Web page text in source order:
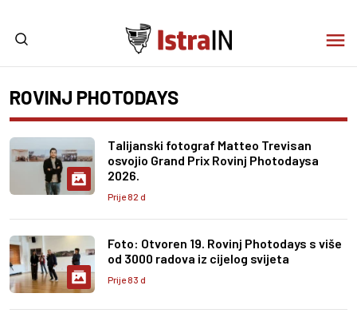
ROVINJ PHOTODAYS
Talijanski fotograf Matteo Trevisan
osvojio Grand Prix Rovinj Photodaysa
2026.
Prije 82 d
Foto: Otvoren 19. Rovinj Photodays s više
od 3000 radova iz cijelog svijeta
Prije 83 d